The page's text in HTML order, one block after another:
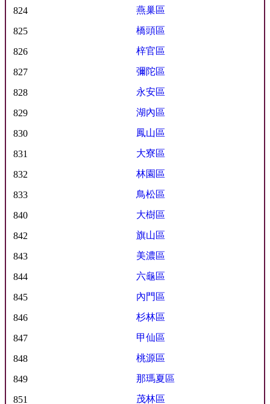
824 燕巢區
825 橋頭區
826 梓官區
827 彌陀區
828 永安區
829 湖內區
830 鳳山區
831 大寮區
832 林園區
833 鳥松區
840 大樹區
842 旗山區
843 美濃區
844 六龜區
845 內門區
846 杉林區
847 甲仙區
848 桃源區
849 那瑪夏區
851 茂林區